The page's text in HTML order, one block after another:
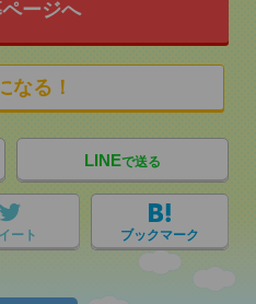
ージへ
なる！
LINEで送る
ート ブックマーク